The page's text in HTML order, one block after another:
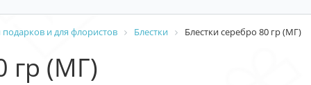
и для флористов Блестки Блестки серебро 80 гр (МГ)
гр (МГ)